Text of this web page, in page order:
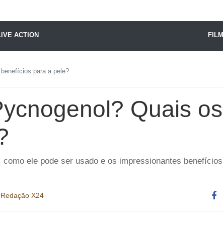
ACTION
para a pele?
Quais
ele pode ser usado e os impressionantes
Redação X24